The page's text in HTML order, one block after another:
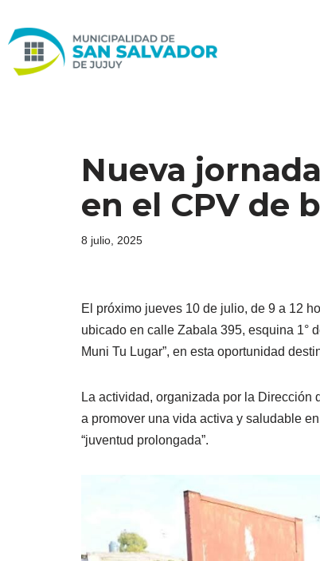
Ir
al
Nueva
en el CPV de
8 julio, 2025
El próximo jueves 10 de julio, de 9 a 12
ubicado en calle Zabala 395, esquina 1°
Muni Tu Lugar”, en esta oportunidad
La actividad, organizada por la Dirección
a promover una vida activa y saludable
“juventud prolongada”.